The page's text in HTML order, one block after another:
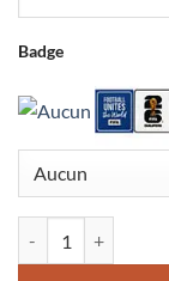
Badge